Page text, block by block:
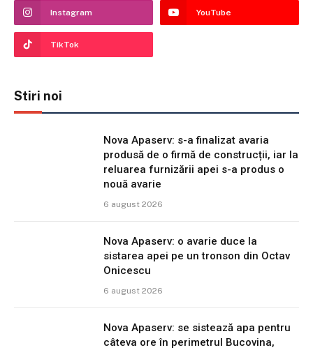
Instagram YouTube
TikTok
Stiri noi
Nova Apaserv: s-a finalizat avaria
produsă de o firmă de construcții, iar la
reluarea furnizării apei s-a produs o
nouă avarie
6 august 2026
Nova Apaserv: o avarie duce la
sistarea apei pe un tronson din Octav
Onicescu
6 august 2026
Nova Apaserv: se sistează apa pentru
câteva ore în perimetrul Bucovina,